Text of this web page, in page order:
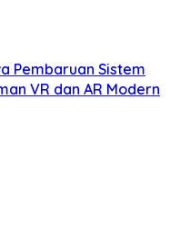
Pembaruan Sistem
VR dan AR Modern